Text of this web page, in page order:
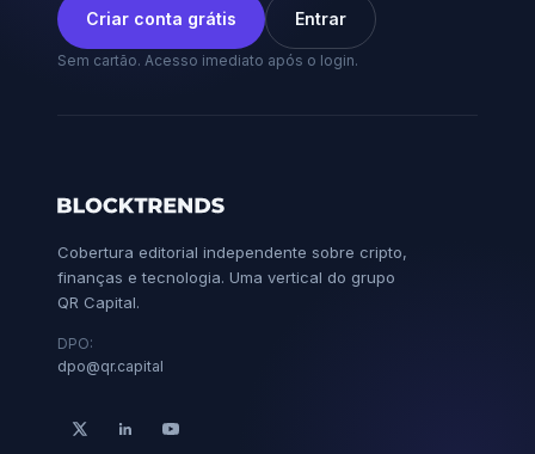
Criar conta grátis Entrar
Sem cartão. Acesso imediato após o login.
Cobertura editorial independente sobre cripto,
finanças e tecnologia. Uma vertical do grupo
QR Capital.
DPO:
dpo@qr.capital